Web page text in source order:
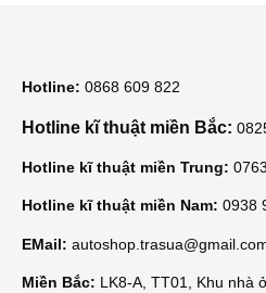
Hotline: 0868 609 822
Hotline kĩ thuật miền Bắc:
Hotline kĩ thuật miền Trung:
Hotline kĩ thuật miền Nam: 0938
EMail:
Miền Bắc: LK8-A, TT01, Khu nhà